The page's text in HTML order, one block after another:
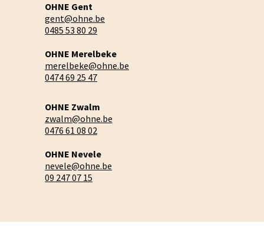
OHNE Gent
gent@ohne.be
0485 53 80 29
OHNE Merelbeke
merelbeke@ohne.be
0474 69 25 47
OHNE Zwalm
zwalm@ohne.be
0476 61 08 02
OHNE Nevele
nevele@ohne.be
09 247 07 15